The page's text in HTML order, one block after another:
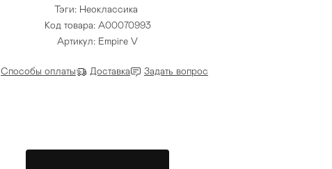
Тэги: Неоклассика
Код товара: A00070993
Артикул: Empire V
Способы оплаты Доставка Задать вопрос